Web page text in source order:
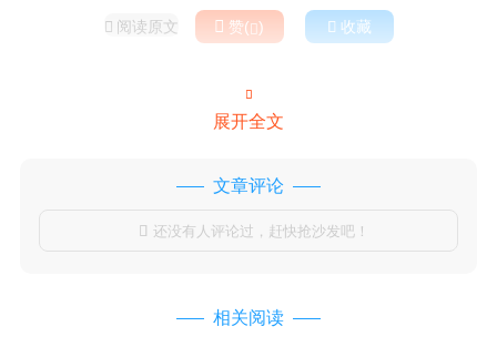
 阅读原文  赞()  收藏

展开全文
文章评论
 还没有人评论过，赶快抢沙发吧！
相关阅读